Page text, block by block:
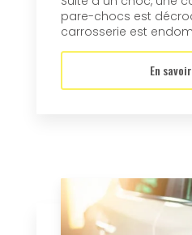
pare-chocs est
carrosserie est
En